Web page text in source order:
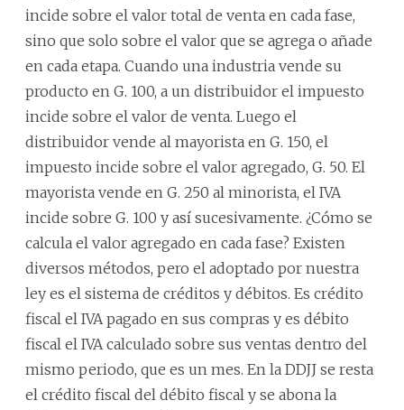
incide sobre el valor total de venta en cada fase,
sino que solo sobre el valor que se agrega o añade
en cada etapa. Cuando una industria vende su
producto en G. 100, a un distribuidor el impuesto
incide sobre el valor de venta. Luego el
distribuidor vende al mayorista en G. 150, el
impuesto incide sobre el valor agregado, G. 50. El
mayorista vende en G. 250 al minorista, el IVA
incide sobre G. 100 y así sucesivamente. ¿Cómo se
calcula el valor agregado en cada fase? Existen
diversos métodos, pero el adoptado por nuestra
ley es el sistema de créditos y débitos. Es crédito
fiscal el IVA pagado en sus compras y es débito
fiscal el IVA calculado sobre sus ventas dentro del
mismo periodo, que es un mes. En la DDJJ se resta
el crédito fiscal del débito fiscal y se abona la